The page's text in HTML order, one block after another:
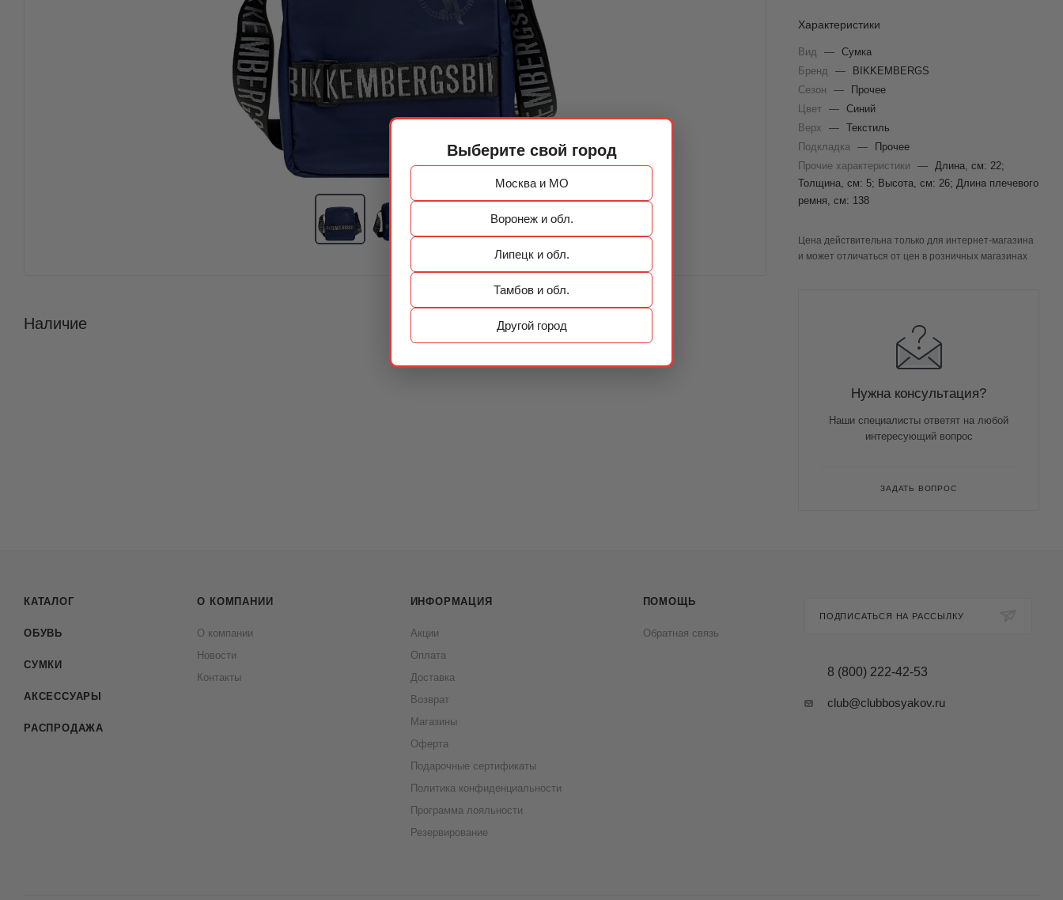
Выберите свой город
Москва и МО
Воронеж и обл.
Липецк и обл.
Тамбов и обл.
Другой город
Наличие
Характеристики
Вид — Сумка
Бренд
—
BIKKEMBERGS
Сезон
—
Прочее
Цвет — Синий
Верх
— Текстиль
Подкладка —
Прочее
Прочие характеристики
— Длина, см: 22;
Толщина, см: 5; Высота, см: 26; Длина плечевого
ремня, см: 138
Цена действительна только для интернет-магазина
и может отличаться от цен в розничных магазинах
Нужна консультация?
Наши специалисты ответят на любой
интересующий вопрос
ЗАДАТЬ ВОПРОС
КАТАЛОГ
ОБУВЬ
СУМКИ
АКСЕССУАРЫ
РАСПРОДАЖА
О КОМПАНИИ
О компании
Новости
Контакты
ИНФОРМАЦИЯ
Акции
Оплата
Доставка
Возврат
Магазины
Оферта
Подарочные сертификаты
Политика конфиденциальности
Программа лояльности
Резервирование
ПОМОЩЬ
Обратная связь
ПОДПИСАТЬСЯ НА РАССЫЛКУ
8 (800) 222-42-53
club@clubbosyakov.ru